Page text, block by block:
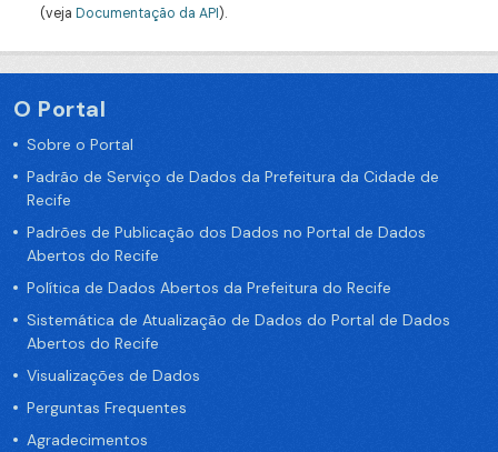
(veja Documentação da API).
O Portal
Sobre o Portal
Padrão de Serviço de Dados da Prefeitura da Cidade de
Recife
Padrões de Publicação dos Dados no Portal de Dados
Abertos do Recife
Política de Dados Abertos da Prefeitura do Recife
Sistemática de Atualização de Dados do Portal de Dados
Abertos do Recife
Visualizações de Dados
Perguntas Frequentes
Agradecimentos